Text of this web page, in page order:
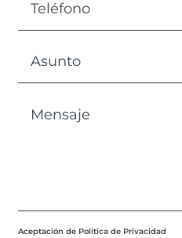
Aceptación de Política de Privacidad